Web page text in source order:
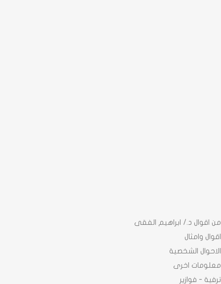
من اقوال د./ ابراهيم الفقى
اقوال وامثال
الاحوال الشخصية
معلومات اخرى
ترفية - فوازير